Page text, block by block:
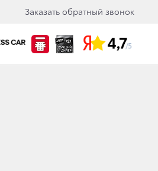
Заказать обратный звонок